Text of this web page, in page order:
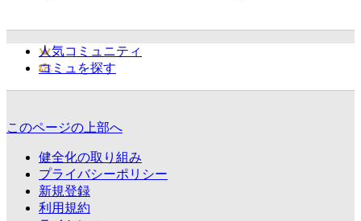
人気コミュニティ
コミュを探す
このページの上部へ
健全化の取り組み
プライバシーポリシー
新規登録
利用規約